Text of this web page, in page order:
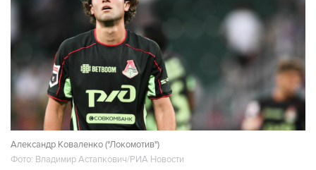
Александр Коваленко ("Локомотив")
Фото: Владимир Астапкович/РИА Новости